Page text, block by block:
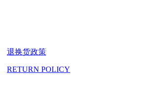
退换货政策
RETURN POLICY